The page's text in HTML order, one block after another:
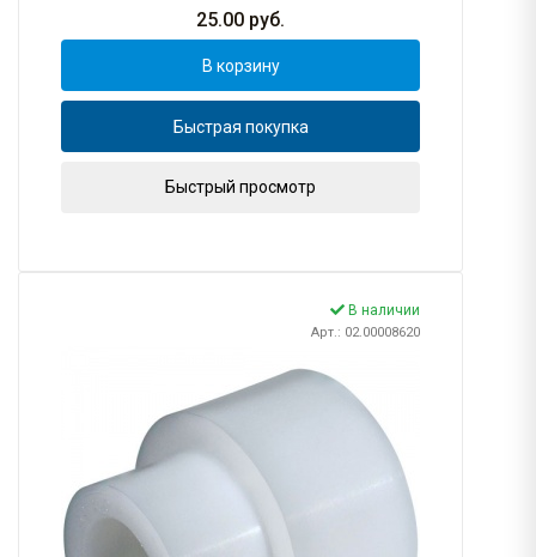
25.00 руб.
В корзину
Быстрая покупка
Быстрый просмотр
В наличии
Арт.: 02.00008620